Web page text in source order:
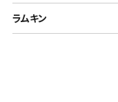
ラムキン